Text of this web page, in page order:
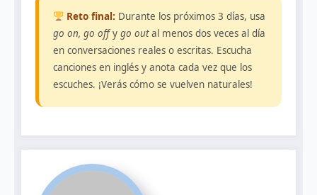
Reto final: Durante los próximos 3 días, usa
go on, go offy go outal menos dos veces al día
en conversaciones reales o escritas. Escucha
canciones en inglés y anota cada vez que los
escuches. ¡Verás cómo se vuelven naturales!